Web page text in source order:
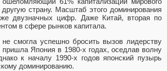
страну. Масштаб этого доминирования
двузначных цифр. Даже Китай, вторая по
в сфере рынков капитала.
смогла успешно бросить вызов лидерству
Япония в 1980-х годах, оседлав волну
к началу 1990-х годов японский пузырь
доминированию.